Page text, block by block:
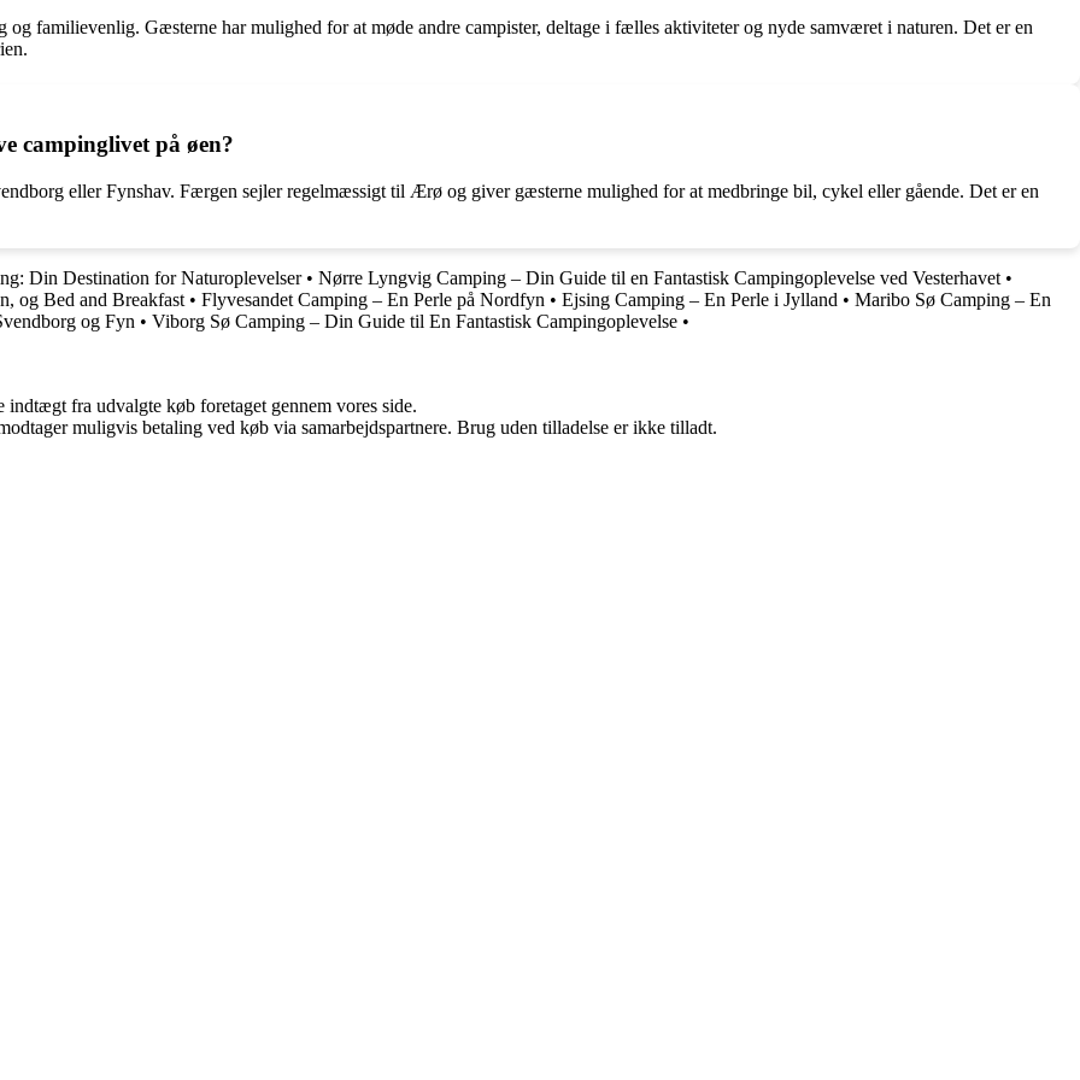
familievenlig. Gæsterne har mulighed for at møde andre campister, deltage i fælles aktiviteter og nyde samværet i naturen. Det er en
campinglivet på øen?
eller Fynshav. Færgen sejler regelmæssigt til Ærø og giver gæsterne mulighed for at medbringe bil, cykel eller gående. Det er en
Din Destination for Naturoplevelser• Nørre Lyngvig Camping – Din Guide til en Fantastisk Campingoplevelse ved Vesterhavet •
og Bed and Breakfast • Flyvesandet Camping – En Perle på Nordfyn • Ejsing Camping – En Perle i Jylland • Maribo Sø Camping – En
og Fyn • Viborg Sø Camping – Din Guide til En Fantastisk Campingoplevelse •
fra udvalgte køb foretaget gennem vores side.
muligvis betaling ved køb via samarbejdspartnere. Brug uden tilladelse er ikke tilladt.